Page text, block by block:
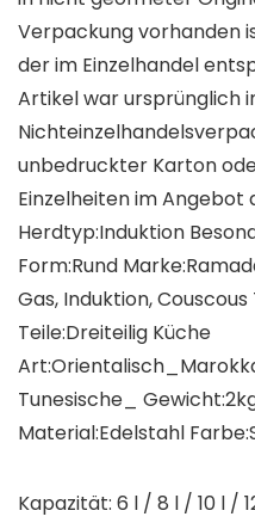
Verpackung vorhanden
der im Einzelhandel
Artikel war ursprünglich
unbedruckter Karton
Einzelheiten im
Herdtyp:Induktion
Form:Rund
Gas, Induktion,
Teile:Dreiteilig Küche
Tunesische_
Material:Edelstahl
Kapazität: 6 l / 8 l / 10 l /